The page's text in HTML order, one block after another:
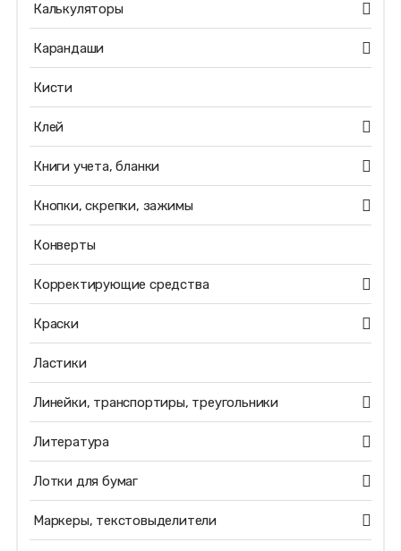
Калькуляторы
Карандаши
Кисти
Клей
Книги учета, бланки
Кнопки, скрепки, зажимы
Конверты
Корректирующие средства
Краски
Ластики
Линейки, транспортиры, треугольники
Литература
Лотки для бумаг
Маркеры, текстовыделители